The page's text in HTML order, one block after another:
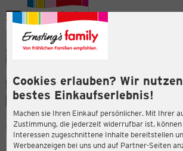
Cookies erlauben? Wir
bestes Einkaufserlebnis!
Machen sie Ihren Einkauf persönlicher. Mit Ihrer
Zustimmung, die jederzeit widerrufbar ist,
Interessen zugeschnittene Inhalte bereitstellen
Werbeanzeigen bei uns und auf Partner-Seiten
Menü